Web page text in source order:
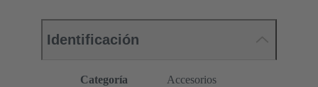
Identificación
Categoría
Accesorios